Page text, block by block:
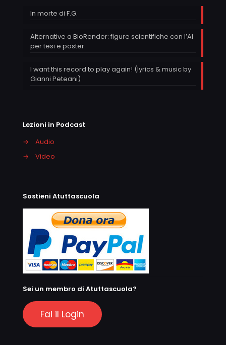
In morte di F.G.
Alternative a BioRender: figure scientifiche con l’AI
per tesi e poster
I want this record to play again! (lyrics & music by
Gianni Peteani)
Lezioni in Podcast
→
Audio
→
Video
Sostieni Atuttascuola
Sei un membro di Atuttascuola?
Fai il Login